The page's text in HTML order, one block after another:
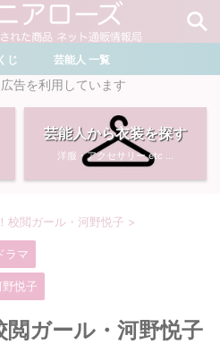
・畑芽育
じ 芸能人 一覧
告を利用しています
芸能人から衣装を探す
洋服・アクセサリー etc ...
校閲ガール・河野悦子 >
ラマ
悦子
ガール・河野悦子